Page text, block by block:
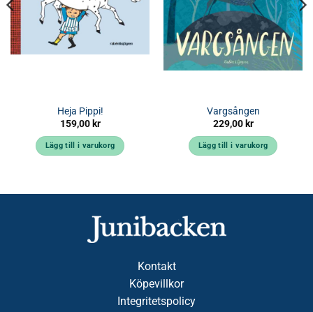
Heja Pippi!
159,00 kr
Lägg till i varukorg
Vargsången
229,00 kr
Lägg till i varukorg
Kontakt
Köpevillkor
Integritetspolicy